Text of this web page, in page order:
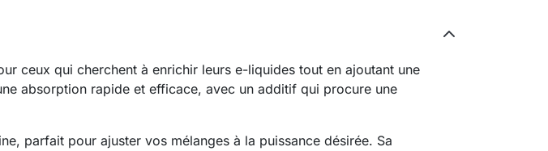
ceux qui cherchent à enrichir leurs e-liquides tout en ajoutant une
absorption rapide et efficace, avec un additif qui procure une
parfait pour ajuster vos mélanges à la puissance désirée. Sa